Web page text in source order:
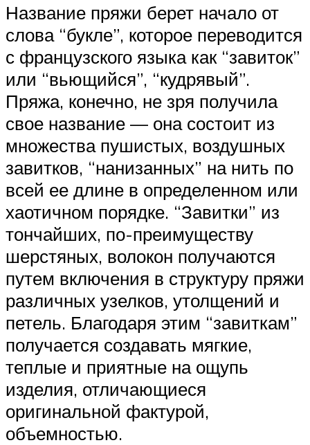
Название пряжи берет начало от
слова “букле”, которое переводится
с французского языка как “завиток”
или “вьющийся”, “кудрявый”.
Пряжа, конечно, не зря получила
свое название — она состоит из
множества пушистых, воздушных
завитков, “нанизанных” на нить по
всей ее длине в определенном или
хаотичном порядке. “Завитки” из
тончайших, по-преимуществу
шерстяных, волокон получаются
путем включения в структуру пряжи
различных узелков, утолщений и
петель. Благодаря этим “завиткам”
получается создавать мягкие,
теплые и приятные на ощупь
изделия, отличающиеся
оригинальной фактурой,
объемностью.